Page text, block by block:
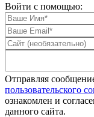
Войти с помощью:
Отправляя
пользовательского
ознакомлен и
данного сайта.